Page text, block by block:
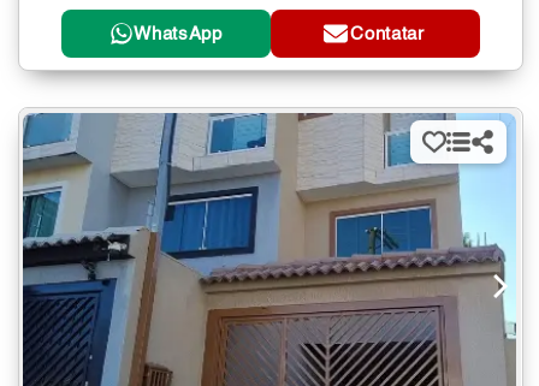
WhatsApp Contatar